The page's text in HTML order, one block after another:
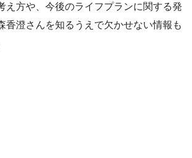
え方や、今後のライフプランに関する発
香澄さんを知るうえで欠かせない情報も